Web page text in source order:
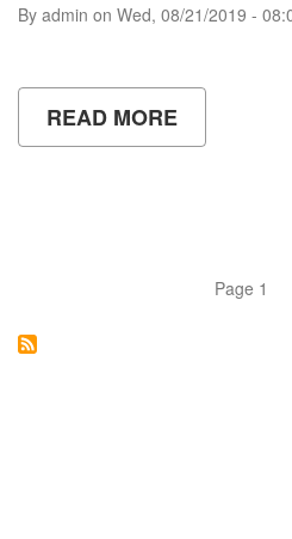
By admin on Wed, 08/21/2019 -
READ MORE
PKKMB
Page 1